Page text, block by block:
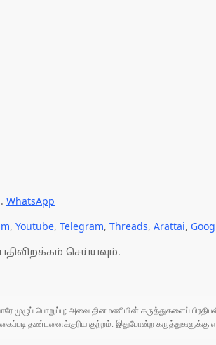
WhatsApp
, Youtube, Telegram, Threads, Arattai,
பதிவிறக்கம் செய்யவும்.
முழுப் பொறுப்பு; அவை தினமணியின் கருத்துகளைப்
தண்டனைக்குரிய குற்றம். இதுபோன்ற கருத்துகளுக்கு